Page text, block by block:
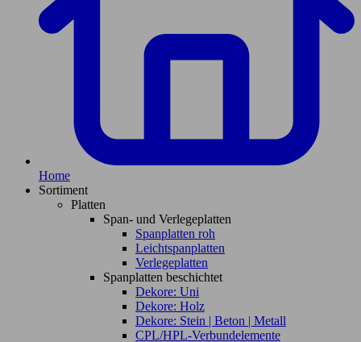
Home
Sortiment
Platten
Span- und Verlegeplatten
Spanplatten roh
Leichtspanplatten
Verlegeplatten
Spanplatten beschichtet
Dekore: Uni
Dekore: Holz
Dekore: Stein | Beton | Metall
CPL/HPL-Verbundelemente